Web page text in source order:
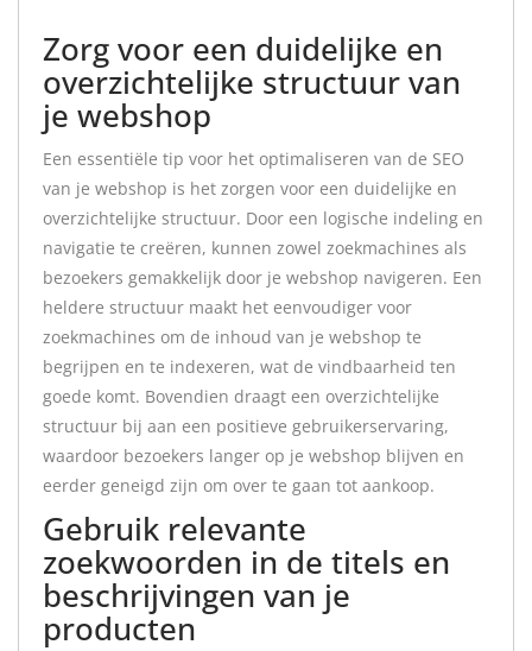
Zorg voor een duidelijke en
overzichtelijke structuur van
je webshop
Een essentiële tip voor het optimaliseren van de SEO
van je webshop is het zorgen voor een duidelijke en
overzichtelijke structuur. Door een logische indeling en
navigatie te creëren, kunnen zowel zoekmachines als
bezoekers gemakkelijk door je webshop navigeren. Een
heldere structuur maakt het eenvoudiger voor
zoekmachines om de inhoud van je webshop te
begrijpen en te indexeren, wat de vindbaarheid ten
goede komt. Bovendien draagt een overzichtelijke
structuur bij aan een positieve gebruikerservaring,
waardoor bezoekers langer op je webshop blijven en
eerder geneigd zijn om over te gaan tot aankoop.
Gebruik relevante
zoekwoorden in de titels en
beschrijvingen van je
producten